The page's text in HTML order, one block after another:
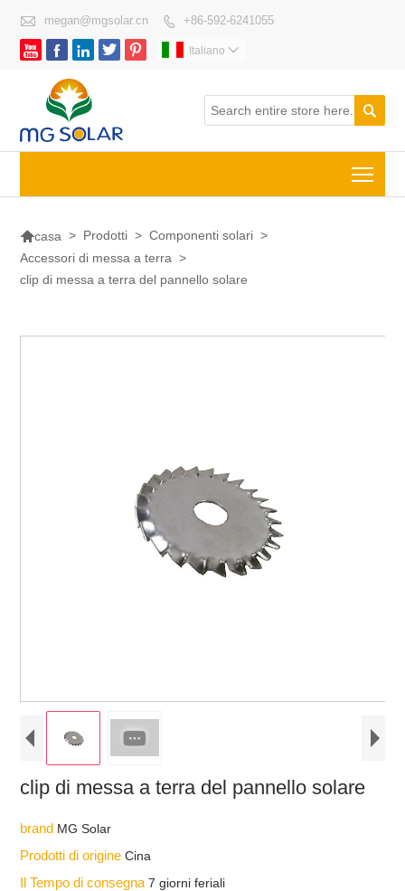
 megan@mgsolar.cn  +86-592-6241055
     Italiano 

casa > Prodotti > Componenti solari >
Accessori di messa a terra >
clip di messa a terra del pannello solare
clip di messa a terra del pannello solare
brand MG Solar
Prodotti di origineCina
Il Tempo di consegna7 giorni feriali